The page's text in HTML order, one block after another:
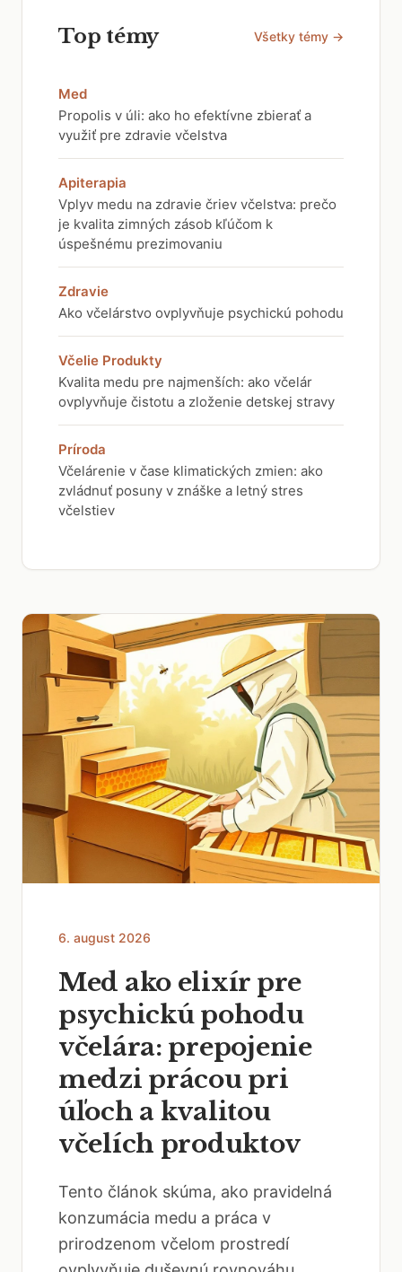
Top témy Všetky témy →
Med
Propolis v úli: ako ho efektívne zbierať a
využiť pre zdravie včelstva
Apiterapia
Vplyv medu na zdravie čriev včelstva: prečo
je kvalita zimných zásob kľúčom k
úspešnému prezimovaniu
Zdravie
Ako včelárstvo ovplyvňuje psychickú pohodu
Včelie Produkty
Kvalita medu pre najmenších: ako včelár
ovplyvňuje čistotu a zloženie detskej stravy
Príroda
Včelárenie v čase klimatických zmien: ako
zvládnuť posuny v znáške a letný stres
včelstiev
6. august 2026
Med ako elixír pre
psychickú pohodu
včelára: prepojenie
medzi prácou pri
úľoch a kvalitou
včelích produktov
Tento článok skúma, ako pravidelná
konzumácia medu a práca v
prirodzenom včelom prostredí